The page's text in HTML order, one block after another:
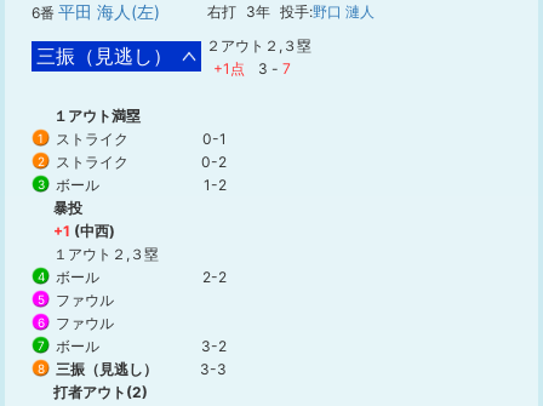
6番 平田 海人(左) 右打 3年 投手:野口 漣人
三振（見逃し）
２アウト２,３塁
+1点
3 - 7
１アウト満塁
1 ストライク 0-1
2 ストライク 0-2
3 ボール
1-2
暴投
+1 (中西)
１アウト２,３塁
4 ボール 2-2
5 ファウル
6 ファウル
7 ボール 3-2
8 三振（見逃し）
3-3
打者アウト(2)